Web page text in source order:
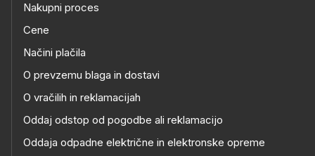
Nakupni proces
Cene
Načini plačila
O prevzemu blaga in dostavi
O vračilih in reklamacijah
Oddaj odstop od pogodbe ali reklamacijo
Oddaja odpadne električne in elektronske opreme